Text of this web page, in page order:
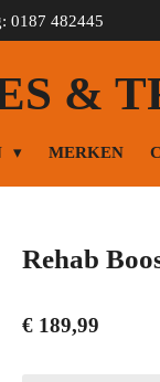
0187 482445
&
MERKEN
Rehab
€ 189,99